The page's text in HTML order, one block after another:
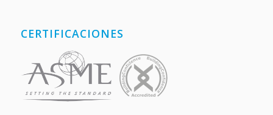
CERTIFICACIONES